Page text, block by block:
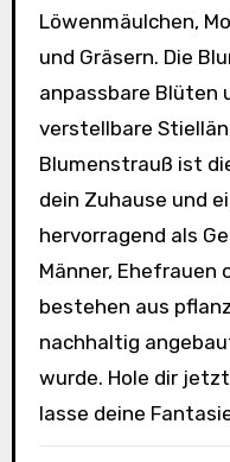
Löwenmäulchen,
und Gräsern. Die
anpassbare Blüten
verstellbare
Blumenstrauß ist
dein Zuhause und
hervorragend als
Männer, Ehefrauen
bestehen aus
nachhaltig
wurde. Hole dir
lasse deine